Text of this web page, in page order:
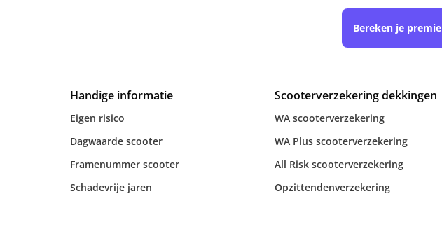
Bereken je premie
Handige informatie
Eigen risico
Dagwaarde scooter
Framenummer scooter
Schadevrije jaren
Scooterverzekering dekkingen
WA scooterverzekering
WA Plus scooterverzekering
All Risk scooterverzekering
Opzittendenverzekering